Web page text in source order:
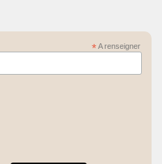
*A renseigner